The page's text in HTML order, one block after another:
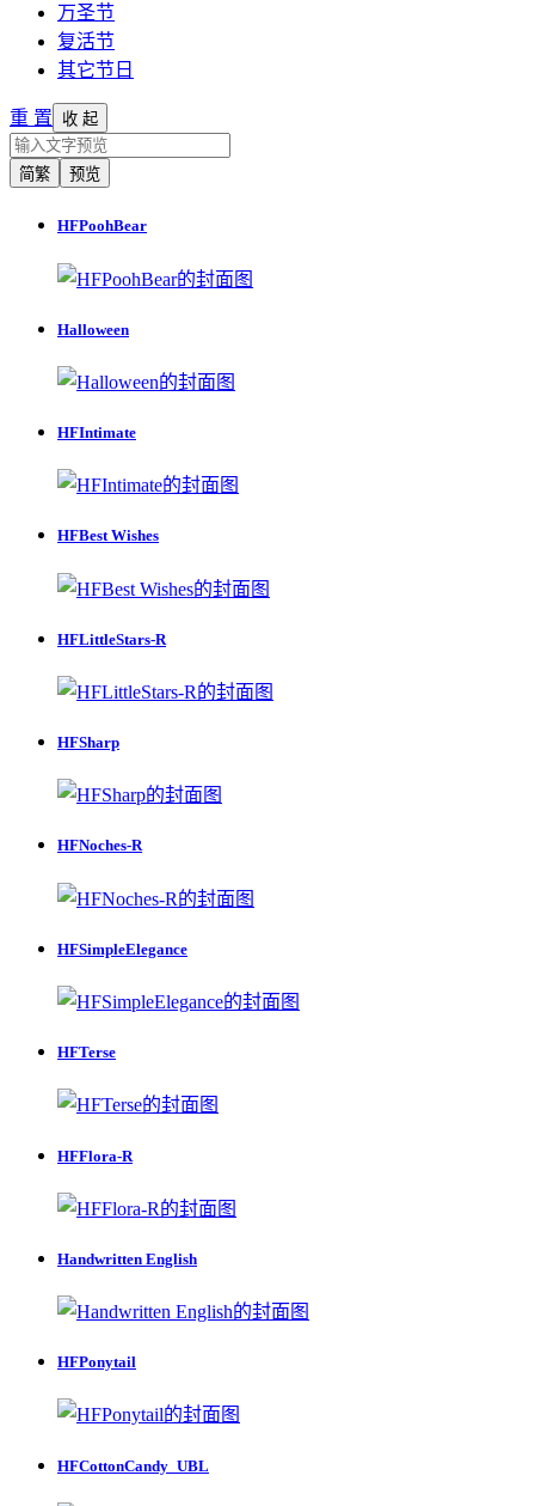
万圣节
复活节
其它节日
重 置 收 起
简繁 预览
HFPoohBear
Halloween
HFIntimate
HFBest Wishes
HFLittleStars-R
HFSharp
HFNoches-R
HFSimpleElegance
HFTerse
HFFlora-R
Handwritten English
HFPonytail
HFCottonCandy_UBL